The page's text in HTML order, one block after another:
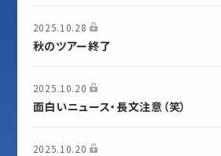
2025.10.28
秋のツアー終了
2025.10.20
面白いニュース・長文注意（笑）
2025.10.20